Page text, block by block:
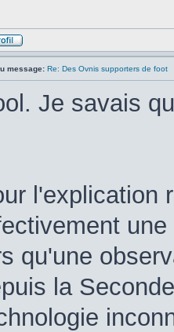
message: Re: Des Ovnis supporters de foot
Je savais
l'explication
qu'une
la